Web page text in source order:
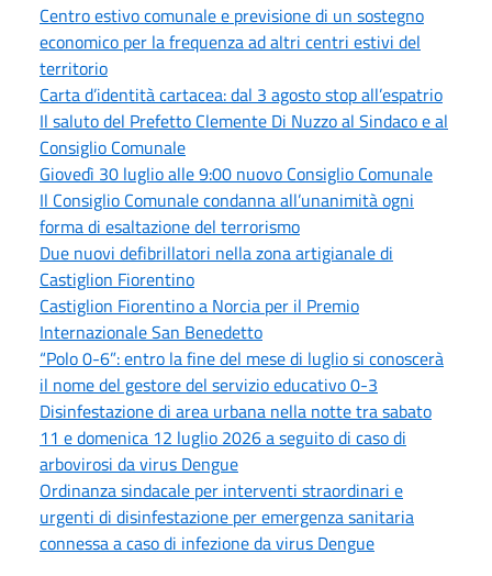
Centro estivo comunale e previsione di un sostegno
economico per la frequenza ad altri centri estivi del
territorio
Carta d’identità cartacea: dal 3 agosto stop all’espatrio
Il saluto del Prefetto Clemente Di Nuzzo al Sindaco e al
Consiglio Comunale
Giovedì 30 luglio alle 9:00 nuovo Consiglio Comunale
Il Consiglio Comunale condanna all’unanimità ogni
forma di esaltazione del terrorismo
Due nuovi defibrillatori nella zona artigianale di
Castiglion Fiorentino
Castiglion Fiorentino a Norcia per il Premio
Internazionale San Benedetto
“Polo 0-6”: entro la fine del mese di luglio si conoscerà
il nome del gestore del servizio educativo 0-3
Disinfestazione di area urbana nella notte tra sabato
11 e domenica 12 luglio 2026 a seguito di caso di
arbovirosi da virus Dengue
Ordinanza sindacale per interventi straordinari e
urgenti di disinfestazione per emergenza sanitaria
connessa a caso di infezione da virus Dengue